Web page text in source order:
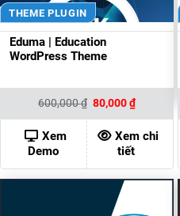
THEME PLUGIN
Eduma | Education
WordPress Theme
600,000₫ Giá
gốc
là:
600,000 ₫.
80,000₫Giá
hiện
tại
là:
80,000 ₫.
Xem
Demo
Xem chi
tiết